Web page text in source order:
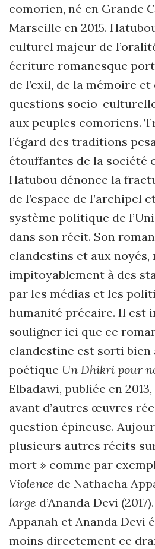
comorien, né en Grande
Marseille en 2015.
culturel majeur de
écriture romanesque
de l’exil, de la mémoire
questions socio-
aux peuples comoriens.
l’égard des traditions
étouffantes de la société
Hatubou dénonce la
de l’espace de l’archipel
système politique de
dans son récit. Son
clandestins et aux noyés,
impitoyablement à des
par les médias et les
humanité précaire. Il est
souligner ici que ce
clandestine est sorti bien
poétique Un Dhikri pour
Elbadawi, publiée en
avant d’autres œuvres
question épineuse.
plusieurs autres récits
mort » comme par
Violence de Nathacha
large d’Ananda Devi
Appanah et Ananda Devi
moins directement ce